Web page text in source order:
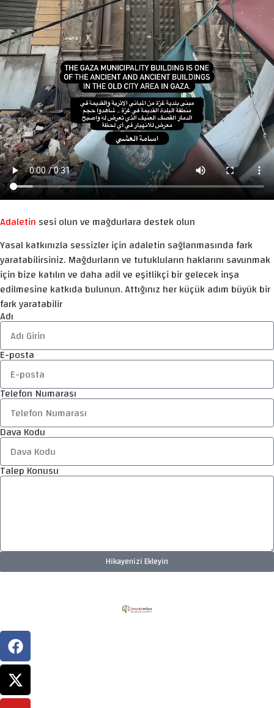
Adaletin sesi olun ve mağdurlara destek olun
Yasal katkınızla sessizler için adaletin sağlanmasında fark
yaratabilirsiniz. Mağdurların ve tutukluların haklarını savunmak
için bize katılın ve daha adil ve eşitlikçi bir gelecek inşa
edilmesine katkıda bulunun. Attığınız her küçük adım büyük bir
fark yaratabilir
Adı
E-posta
Telefon Numarası
Dava Kodu
Talep Konusu
Hikayenizi Ekleyin